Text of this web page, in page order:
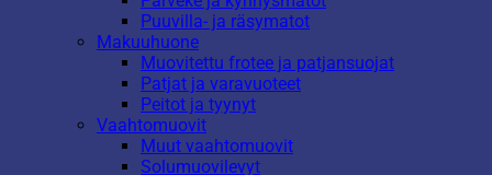
Puuvilla- ja räsymatot
Makuuhuone
Muovitettu frotee ja patjansuojat
Patjat ja varavuoteet
Peitot ja tyynyt
Vaahtomuovit
Muut vaahtomuovit
Solumuovilevyt